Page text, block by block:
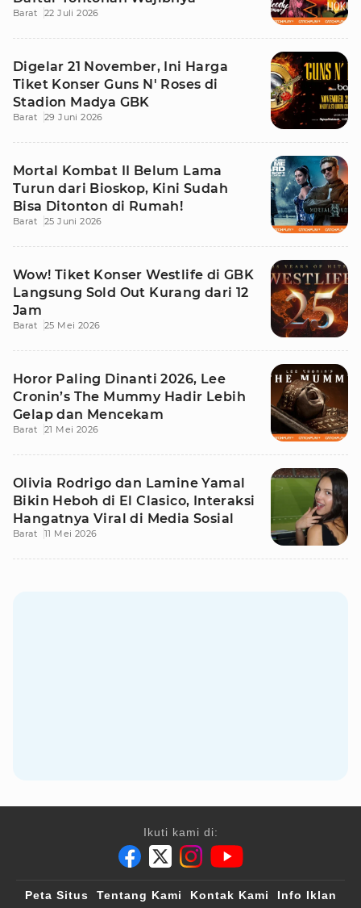
Barat 22 Juli 2026
Digelar 21 November, Ini Harga
Tiket Konser Guns N' Roses di
Stadion Madya GBK
Barat 29 Juni 2026
Mortal Kombat II Belum Lama
Turun dari Bioskop, Kini Sudah
Bisa Ditonton di Rumah!
Barat 25 Juni 2026
Wow! Tiket Konser Westlife di GBK
Langsung Sold Out Kurang dari 12
Jam
Barat 25 Mei 2026
Horor Paling Dinanti 2026, Lee
Cronin’s The Mummy Hadir Lebih
Gelap dan Mencekam
Barat 21 Mei 2026
Olivia Rodrigo dan Lamine Yamal
Bikin Heboh di El Clasico, Interaksi
Hangatnya Viral di Media Sosial
Barat 11 Mei 2026
Ikuti kami di:
Peta Situs Tentang Kami Kontak Kami Info Iklan